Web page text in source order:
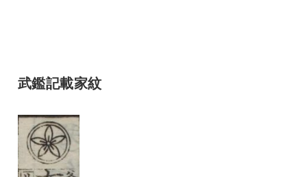
武鑑記載家紋